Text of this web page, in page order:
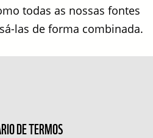
todas as nossas fontes
las de forma combinada.
DE TERMOS